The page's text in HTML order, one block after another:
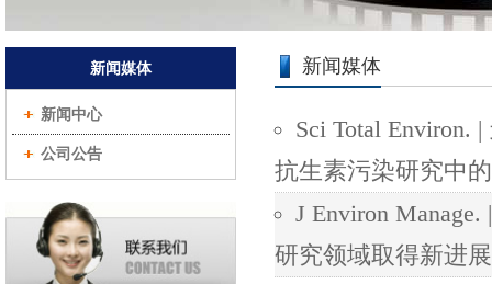
新闻媒体
新闻中心
公司公告
新闻媒体
Sci Total Environ.
抗生素污染研究中
J Environ
研究领域取得新进展